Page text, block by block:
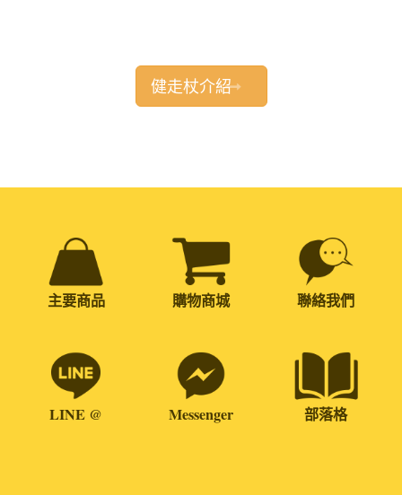
健走杖介紹
主要商品 購物商城 聯絡我們
LINE @ Messenger 部落格